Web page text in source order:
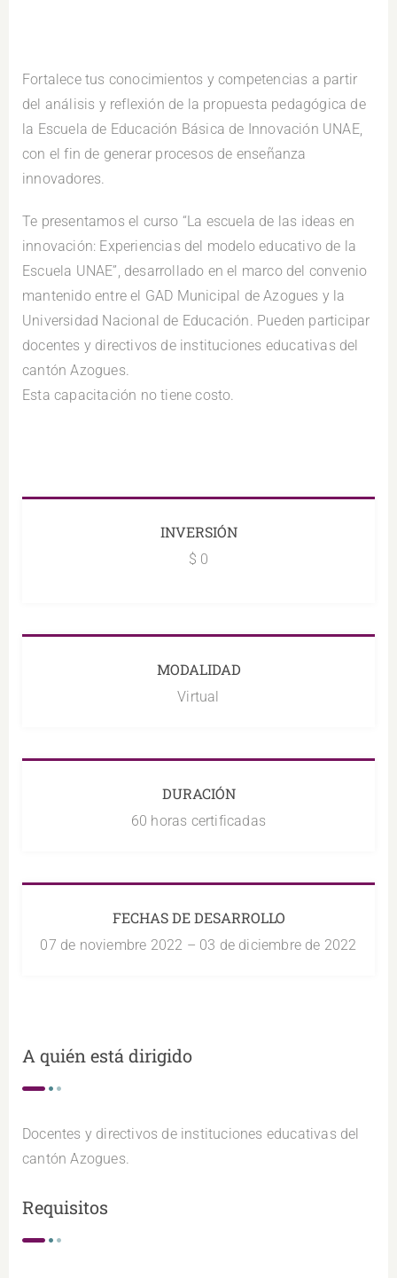
Fortalece tus conocimientos y competencias a partir
del análisis y reflexión de la propuesta pedagógica de
la Escuela de Educación Básica de Innovación UNAE,
con el fin de generar procesos de enseñanza
innovadores.
Te presentamos el curso “La escuela de las ideas en
innovación: Experiencias del modelo educativo de la
Escuela UNAE”, desarrollado en el marco del convenio
mantenido entre el GAD Municipal de Azogues y la
Universidad Nacional de Educación. Pueden participar
docentes y directivos de instituciones educativas del
cantón Azogues.
Esta capacitación no tiene costo.
INVERSIÓN
$ 0
MODALIDAD
Virtual
DURACIÓN
60 horas certificadas
FECHAS DE DESARROLLO
07 de noviembre 2022 – 03 de diciembre de 2022
A quién está dirigido
Docentes y directivos de instituciones educativas del
cantón Azogues.
Requisitos